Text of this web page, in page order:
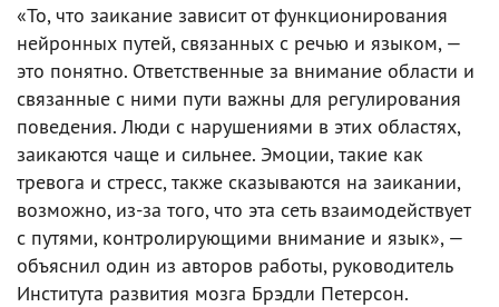
«То, что заикание зависит от функционирования
нейронных путей, связанных с речью и языком, —
это понятно. Ответственные за внимание области и
связанные с ними пути важны для регулирования
поведения. Люди с нарушениями в этих областях,
заикаются чаще и сильнее. Эмоции, такие как
тревога и стресс, также сказываются на заикании,
возможно, из-за того, что эта сеть взаимодействует
с путями, контролирующими внимание и язык», —
объяснил один из авторов работы, руководитель
Института развития мозга Брэдли Петерсон.